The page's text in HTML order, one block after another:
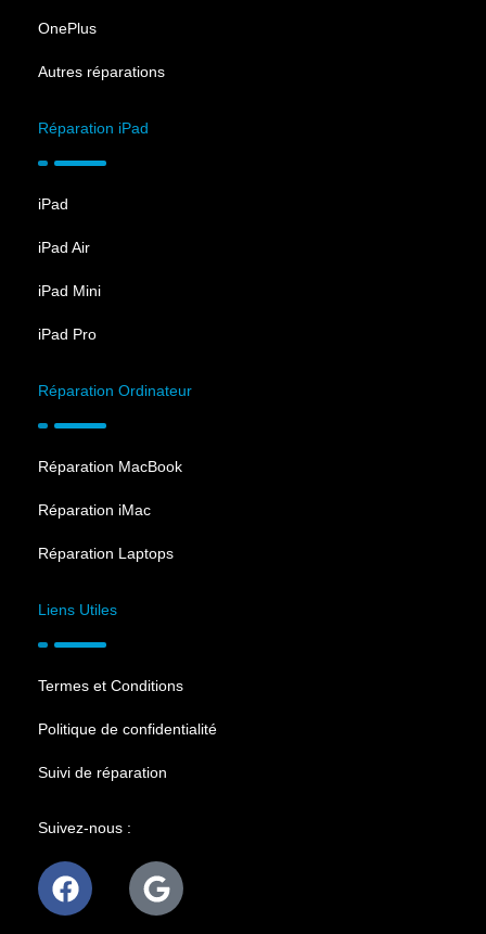
OnePlus
Autres réparations
Réparation iPad
iPad
iPad Air
iPad Mini
iPad Pro
Réparation Ordinateur
Réparation MacBook
Réparation iMac
Réparation Laptops
Liens Utiles
Termes et Conditions
Politique de confidentialité
Suivi de réparation
Suivez-nous :